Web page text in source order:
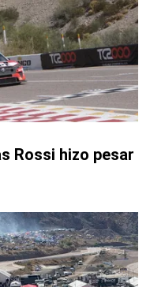
Rossi hizo pesar